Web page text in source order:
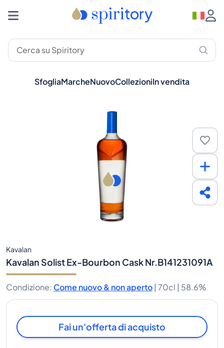
SfogliaMarcheNuovoCollezioniIn vendita
Kavalan
Kavalan Solist Ex-Bourbon Cask Nr.B141231091A
Condizione: Come nuovo & non aperto | 70cl | 58.6%
Fai un'offerta di acquisto